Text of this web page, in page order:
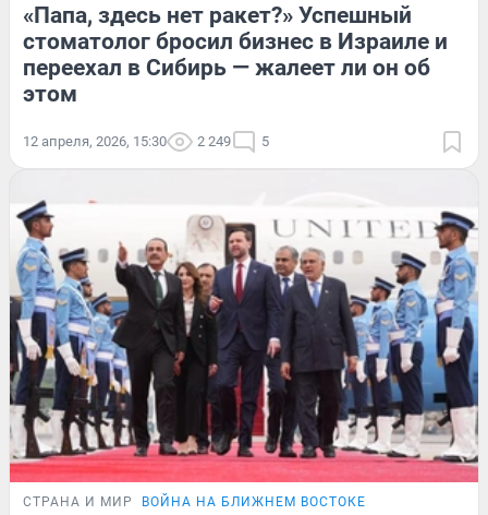
«Папа, здесь нет ракет?» Успешный
стоматолог бросил бизнес в Израиле и
переехал в Сибирь — жалеет ли он об
этом
12 апреля, 2026, 15:30 2 249 5
СТРАНА И МИР ВОЙНА НА БЛИЖНЕМ ВОСТОКЕ